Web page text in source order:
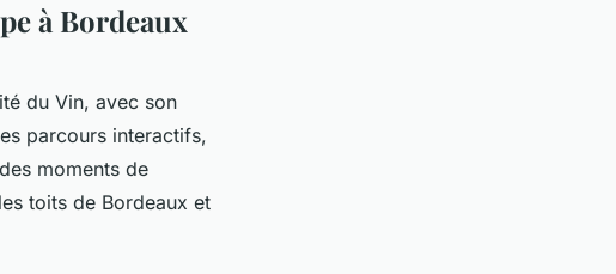
à Bordeaux
du Vin, avec son
parcours interactifs,
moments de
toits de Bordeaux et